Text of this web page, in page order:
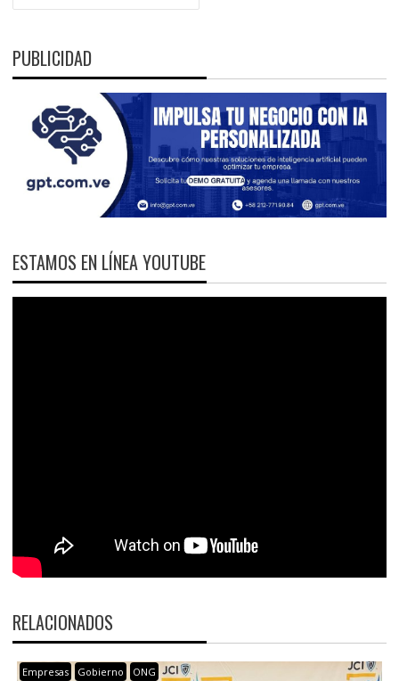
PUBLICIDAD
ESTAMOS EN LÍNEA YOUTUBE
RELACIONADOS
Empresas Gobierno ONG